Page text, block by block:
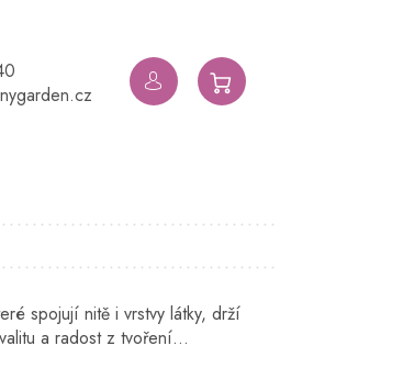
spojují nitě i vrstvy látky, drží
a radost z tvoření…